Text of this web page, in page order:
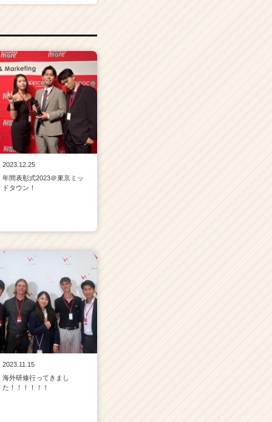
2023.12.25
年間表彰式2023＠東京ミッ
ドタウン！
2023.11.15
海外研修行ってきまし
た！！！！！！